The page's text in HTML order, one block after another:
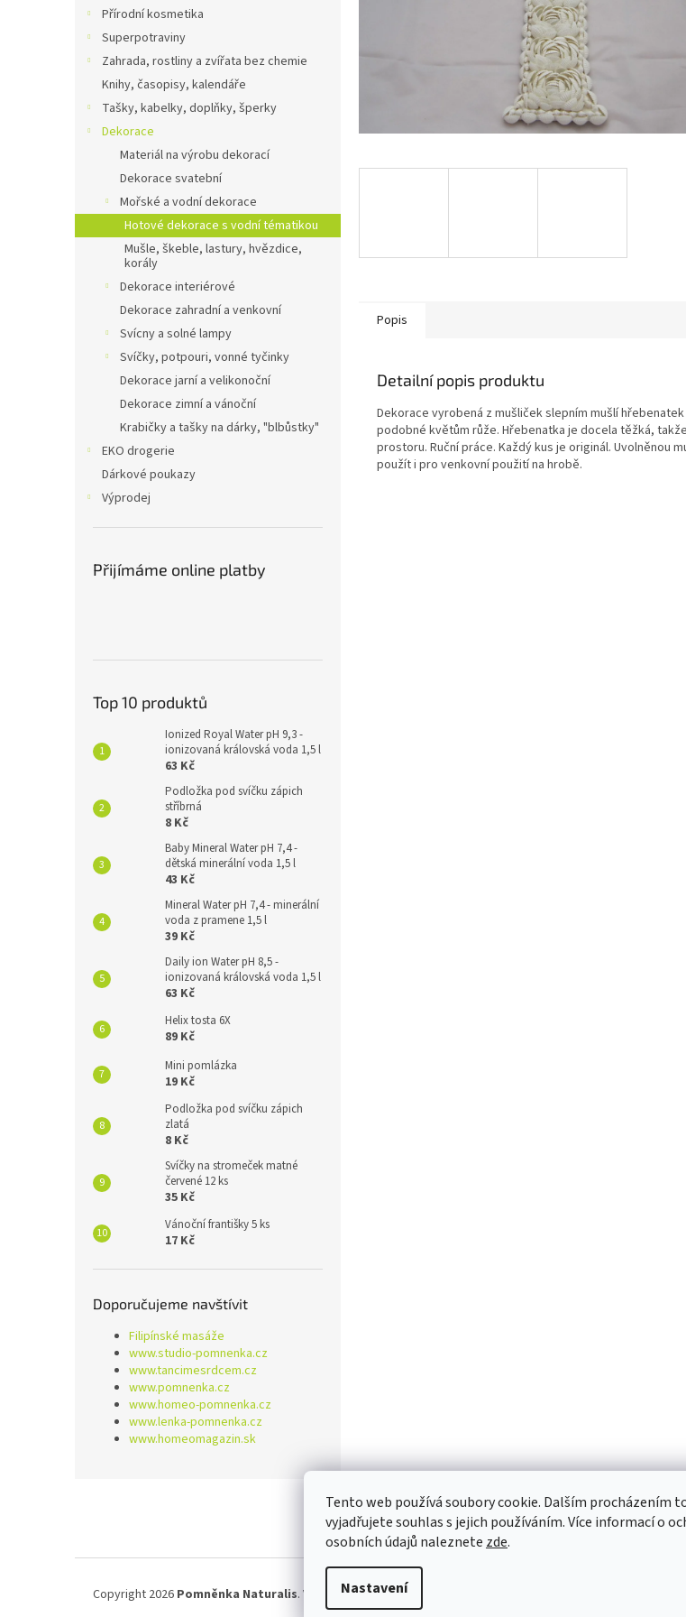
Tento web používá soubory cookie. Dalším procházením
vyjadřujete souhlas s jejich používáním. Více informací o
osobních údajů naleznete zde.
Nastavení
Přírodní kosmetika
Superpotraviny
Zahrada, rostliny a zvířata bez chemie
Knihy, časopisy, kalendáře
Tašky, kabelky, doplňky, šperky
Dekorace
Materiál na výrobu dekorací
Dekorace svatební
Mořské a vodní dekorace
Hotové dekorace s vodní tématikou
Mušle, škeble, lastury, hvězdice,
korály
Dekorace interiérové
Dekorace zahradní a venkovní
Svícny a solné lampy
Svíčky, potpouri, vonné tyčinky
Dekorace jarní a velikonoční
Dekorace zimní a vánoční
Krabičky a tašky na dárky, "blbůstky"
EKO drogerie
Dárkové poukazy
Výprodej
Přijímáme online platby
Top 10 produktů
Ionized Royal Water pH 9,3 -
ionizovaná královská voda 1,5 l
63 Kč
Podložka pod svíčku zápich
stříbrná
8 Kč
Baby Mineral Water pH 7,4 -
dětská minerální voda 1,5 l
43 Kč
Mineral Water pH 7,4 - minerální
voda z pramene 1,5 l
39 Kč
Daily ion Water pH 8,5 -
ionizovaná královská voda 1,5 l
63 Kč
Helix tosta 6X
89 Kč
Mini pomlázka
19 Kč
Podložka pod svíčku zápich
zlatá
8 Kč
Svíčky na stromeček matné
červené 12 ks
35 Kč
Vánoční františky 5 ks
17 Kč
Doporučujeme navštívit
Filipínské masáže
www.studio-pomnenka.cz
www.tancimesrdcem.cz
www.pomnenka.cz
www.homeo-pomnenka.cz
www.lenka-pomnenka.cz
www.homeomagazin.sk
Popis
Detailní popis produktu
Dekorace vyrobená z mušliček slepním mušlí
podobné květům růže. Hřebenatka je docela těžká,
prostoru. Ruční práce. Každý kus je originál. Uvolněnou
použít i pro venkovní použití na hrobě.
Copyright 2026 Pomněnka Naturalis. Všechna práva vyhrazena.